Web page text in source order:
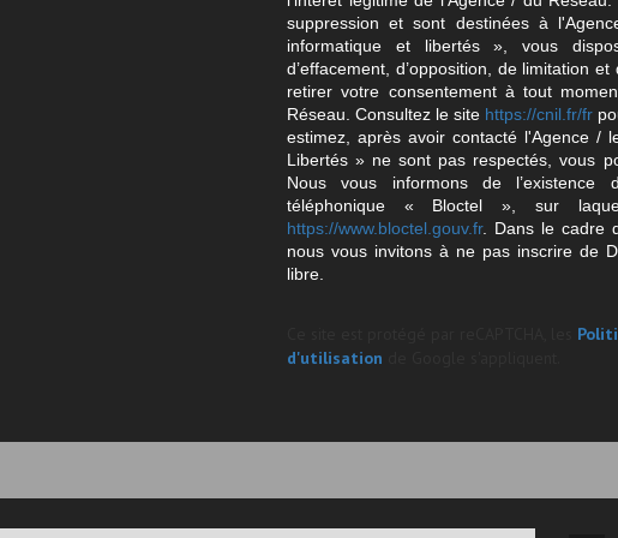
suppression et sont destinées à
informatique et libertés », vous
d’effacement, d’opposition, de limitation
retirer votre consentement à tout
Réseau. Consultez le site https://cnil.fr/fr
estimez, après avoir contacté l'Agence /
Libertés » ne sont pas respectés, vous
Nous vous informons de
téléphonique « Bloctel », sur
https://www.bloctel.gouv.fr. Dans le cadre
nous vous invitons à ne pas inscrire de
libre.
d'utilisation